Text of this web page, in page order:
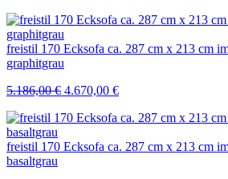
war:
5.186,00 €
ist:
freistil 170 Ecksofa ca. 287 cm x 213 cm
graphitgrau
5.186,00€ Ursprünglicher
war:
4.670,00 €Aktueller
ist:
freistil 170 Ecksofa ca. 287 cm x 213 cm
basaltgrau